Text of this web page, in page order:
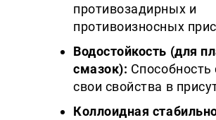
противозадирных и
противоизносных
Водостойкость (для
смазок): Способность
свои свойства в
Коллоидная